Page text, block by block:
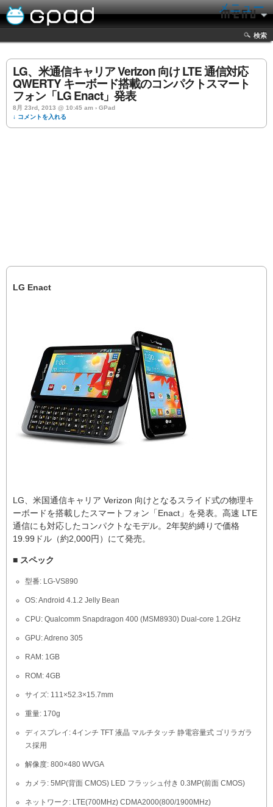
メニュー
検索
LG、米通信キャリア Verizon 向け LTE 通信対応
QWERTY キーボード搭載のコンパクトスマート
フォン「LG Enact」発表
8月 23rd, 2013 @ 10:45 am › GPad
↓ コメントを入れる
LG Enact
LG、米国通信キャリア Verizon 向けとなるスライド式の物理キ
ーボードを搭載したスマートフォン「Enact」を発表。高速 LTE
通信にも対応したコンパクトなモデル。2年契約縛りで価格
19.99ドル（約2,000円）にて発売。
■ スペック
型番: LG-VS890
OS: Android 4.1.2 Jelly Bean
CPU: Qualcomm Snapdragon 400 (MSM8930) Dual-core 1.2GHz
GPU: Adreno 305
RAM: 1GB
ROM: 4GB
サイズ: 111×52.3×15.7mm
重量: 170g
ディスプレイ: 4インチ TFT 液晶 マルチタッチ 静電容量式 ゴリラガラ
ス採用
解像度: 800×480 WVGA
カメラ: 5MP(背面 CMOS) LED フラッシュ付き 0.3MP(前面 CMOS)
ネットワーク: LTE(700MHz) CDMA2000(800/1900MHz)